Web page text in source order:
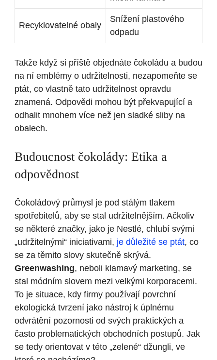
Recyklovatelné obaly
Snížení plastového
odpadu
Takže když si příště objednáte čokoládu a budou
na ní emblémy o udržitelnosti, nezapomeňte se
ptát, co vlastně tato udržitelnost opravdu
znamená. Odpovědi mohou být překvapující a
odhalit mnohem více než jen sladké sliby na
obalech.
Budoucnost čokolády: Etika a
odpovědnost
Čokoládový průmysl je pod stálým tlakem
spotřebitelů, aby se stal udržitelnějším. Ačkoliv
se některé značky, jako je Nestlé, chlubí svými
„udržitelnými“ iniciativami, je důležité se ptát, co
se za těmito slovy skutečně skrývá.
Greenwashing, neboli klamavý marketing, se
stal módním slovem mezi velkými korporacemi.
To je situace, kdy firmy používají povrchní
ekologická tvrzení jako nástroj k úplnému
odvrátění pozornosti od svých praktických a
často problematických obchodních postupů. Jak
se tedy orientovat v této „zelené“ džungli, ve